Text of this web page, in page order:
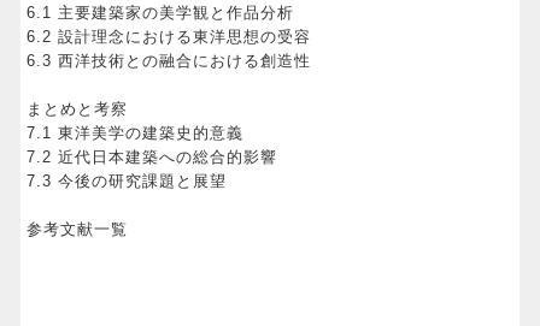
6.1 主要建築家の美学観と作品分析
6.2 設計理念における東洋思想の受容
6.3 西洋技術との融合における創造性
まとめと考察
7.1 東洋美学の建築史的意義
7.2 近代日本建築への総合的影響
7.3 今後の研究課題と展望
参考文献一覧